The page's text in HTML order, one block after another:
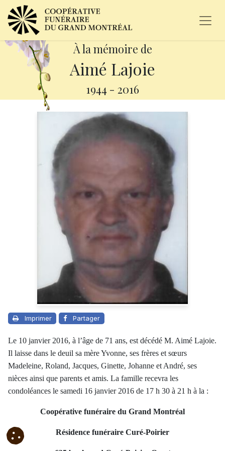
À la mémoire de
Aimé Lajoie
1944 - 2016
Imprimer Partager
Le 10 janvier 2016, à l’âge de 71 ans, est décédé M. Aimé Lajoie.
Il laisse dans le deuil sa mère Yvonne, ses frères et sœurs
Madeleine, Roland, Jacques, Ginette, Johanne et André, ses
nièces ainsi que parents et amis. La famille recevra les
condoléances le samedi 16 janvier 2016 de 17 h 30 à 21 h à la :
Coopérative funéraire du Grand Montréal
Résidence funéraire Curé-Poirier